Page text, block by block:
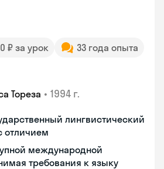
₽ за урок
33 года опыта
Тореза • 1994 г.
лингвистический
отличием
международной
требования к языку